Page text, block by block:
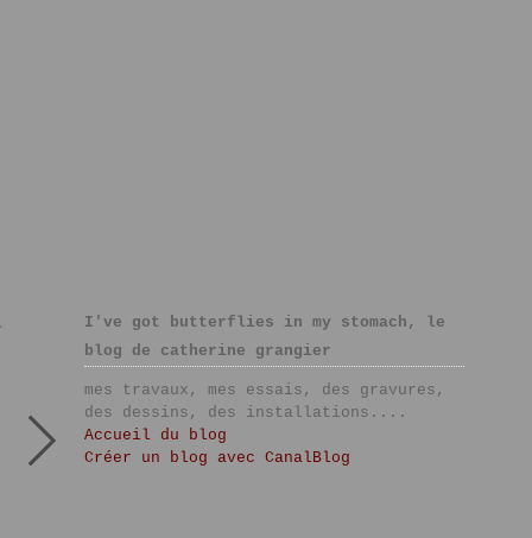
I've got butterflies in my stomach, le
blog de catherine grangier
mes travaux, mes essais, des gravures,
des dessins, des installations....
Accueil du blog
Créer un blog avec CanalBlog